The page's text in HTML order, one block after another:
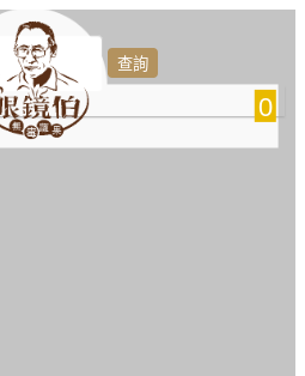
0